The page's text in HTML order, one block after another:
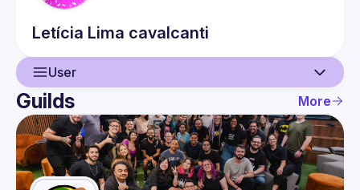
Letícia Lima cavalcanti
User
User
Events
Guilds
Guilds More